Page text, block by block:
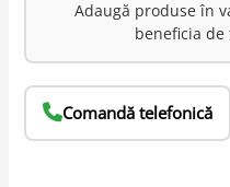
Adaugă produse în
beneficia
Comandă telefonică